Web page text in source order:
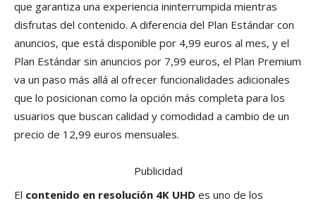
que garantiza una experiencia ininterrumpida mientras
disfrutas del contenido. A diferencia del Plan Estándar con
anuncios, que está disponible por 4,99 euros al mes, y el
Plan Estándar sin anuncios por 7,99 euros, el Plan Premium
va un paso más allá al ofrecer funcionalidades adicionales
que lo posicionan como la opción más completa para los
usuarios que buscan calidad y comodidad a cambio de un
precio de 12,99 euros mensuales.
Publicidad
El contenido en resolución 4K UHD es uno de los